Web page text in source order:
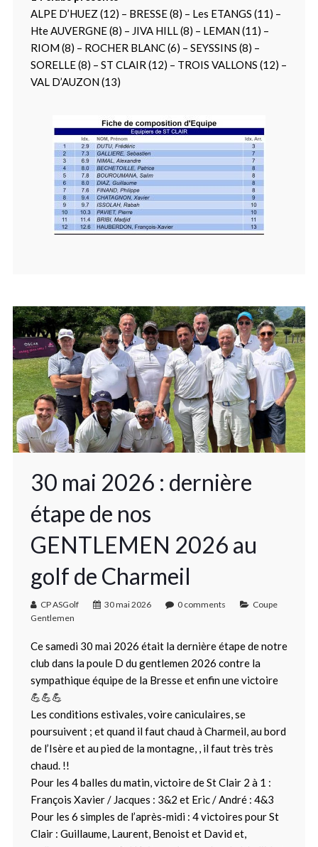
ALPE D’HUEZ (12) – BRESSE (8) – Les ETANGS (11) –
Hte AUVERGNE (8) – JIVA HILL (8) – LEMAN (11) –
RIOM (8) – ROCHER BLANC (6) – SEYSSINS (8) –
SORELLE (8) – ST CLAIR (12) – TROIS VALLONS (12) –
VAL D’AUZON (13)
30 mai 2026 : dernière
étape de nos
GENTLEMEN 2026 au
golf de Charmeil
CP ASGolf 30 mai 2026 0 comments
Coupe
Gentlemen
Ce samedi 30 mai 2026 était la dernière étape de notre
club dans la poule D du gentlemen 2026 contre la
sympathique équipe de la Bresse et enfin une victoire
💪💪💪
Les conditions estivales, voire caniculaires, se
poursuivent ; et quand il faut chaud à Charmeil, au bord
de l’Isère et au pied de la montagne, , il faut très très
chaud. !!
Pour les 4 balles du matin, victoire de St Clair 2 à 1 :
François Xavier / Jacques : 3&2 et Eric / André : 4&3
Pour les 6 simples de l’après-midi : 4 victoires pour St
Clair : Guillaume, Laurent, Benoist et David et,